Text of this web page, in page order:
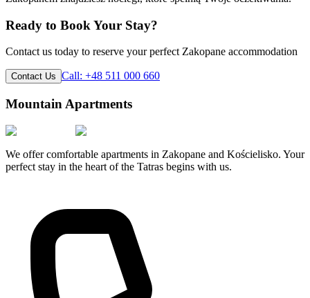
Ready to Book Your Stay?
Contact us today to reserve your perfect Zakopane accommodation
Contact Us Call: +48 511 000 660
Mountain Apartments
We offer comfortable apartments in Zakopane and Kościelisko. Your
perfect stay in the heart of the Tatras begins with us.